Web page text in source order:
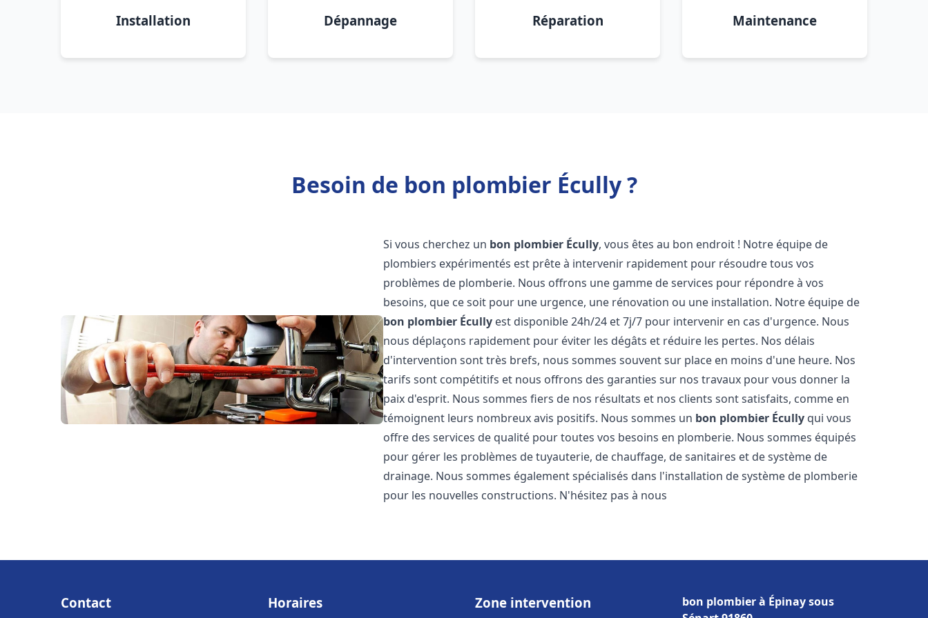
Installation Dépannage Réparation Maintenance
Besoin de bon plombier Écully ?
Si vous cherchez un bon plombier Écully, vous êtes au bon endroit ! Notre équipe de
plombiers expérimentés est prête à intervenir rapidement pour résoudre tous vos
problèmes de plomberie. Nous offrons une gamme de services pour répondre à vos
besoins, que ce soit pour une urgence, une rénovation ou une installation. Notre équipe de
bon plombier Écully est disponible 24h/24 et 7j/7 pour intervenir en cas d'urgence. Nous
nous déplaçons rapidement pour éviter les dégâts et réduire les pertes. Nos délais
d'intervention sont très brefs, nous sommes souvent sur place en moins d'une heure. Nos
tarifs sont compétitifs et nous offrons des garanties sur nos travaux pour vous donner la
paix d'esprit. Nous sommes fiers de nos résultats et nos clients sont satisfaits, comme en
témoignent leurs nombreux avis positifs. Nous sommes un bon plombier Écully qui vous
offre des services de qualité pour toutes vos besoins en plomberie. Nous sommes équipés
pour gérer les problèmes de tuyauterie, de chauffage, de sanitaires et de système de
drainage. Nous sommes également spécialisés dans l'installation de système de plomberie
pour les nouvelles constructions. N'hésitez pas à nous
Contact Horaires Zone intervention
bon plombier à Épinay sous